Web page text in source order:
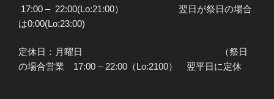
17:00 – 22:00(Lo:21:00） 翌日が祭日の場合
は0:00(Lo:23:00)
定休日：月曜日 （祭日
の場合営業 17:00 – 22:00（Lo:2100） 翌平日に定休